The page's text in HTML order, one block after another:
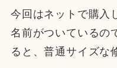
今回はネットで購入
名前がついているの
ると、普通サイズな